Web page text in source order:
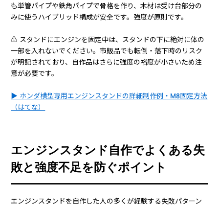
も単管パイプや鉄角パイプで骨格を作り、木材は受け台部分の
みに使うハイブリッド構成が安全です。強度が原則です。
⚠️ スタンドにエンジンを固定中は、スタンドの下に絶対に体の
一部を入れないでください。市販品でも転倒・落下時のリスク
が明記されており、自作品はさらに強度の裕度が小さいため注
意が必要です。
▶ ホンダ横型専用エンジンスタンドの詳細制作例・M8固定方法
（はてな）
エンジンスタンド自作でよくある失
敗と強度不足を防ぐポイント
エンジンスタンドを自作した人の多くが経験する失敗パターン